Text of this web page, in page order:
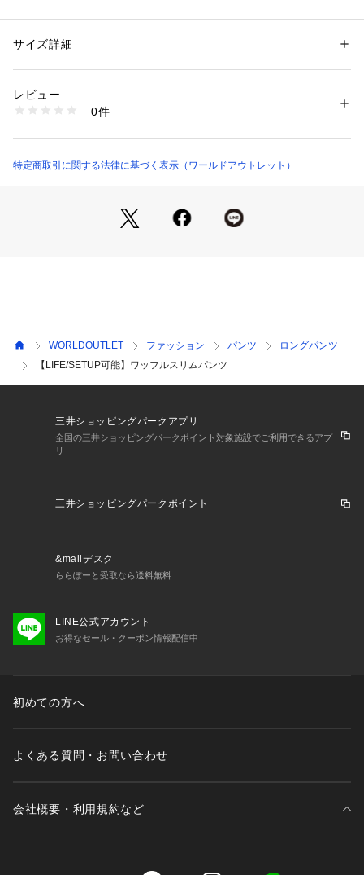
ふくらはぎ下は、まっすぐ降りるラインにすることで視覚的に
【Styling Point】
もリラックス感と抜け感たっぷりでおすすめです。
オーガニックコットンを100%使用したワッフルの凹凸感が特
※こちらの商品はやや透け感があるため、インナーの着用をお
すすめします。
性別：レディース
素材：コットン100％ （全体に対し、オーガニックコットン100％使用し
生産国：中国製
1096000000783
サイズ詳細
レビュー
0件
特定商取引に関する法律に基づく表示（ワールドアウトレット）
WORLDOUTLET ファッション パンツ
ロングパンツ
【LIFE/SETUP可能】ワッフルスリムパンツ
三井ショッピングパークアプリ
全国の三井ショッピングパークポイント対象施設でご利用できるアプ
リ
三井ショッピングパークポイント
&mallデスク
ららぽーと受取なら送料無料
LINE公式アカウント
お得なセール・クーポン情報配信中
初めての方へ
よくある質問・お問い合わせ
会社概要・利用規約など